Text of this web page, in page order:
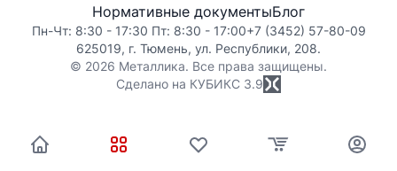
Нормативные документыБлог
Пн-Чт: 8:30 - 17:30 Пт: 8:30 - 17:00+7 (3452) 57-80-09
625019, г. Тюмень, ул. Республики, 208.
© 2026 Металлика. Все права защищены.
Сделано на КУБИКС 3.9